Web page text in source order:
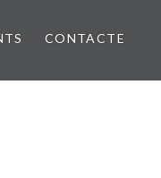
CONTACTE